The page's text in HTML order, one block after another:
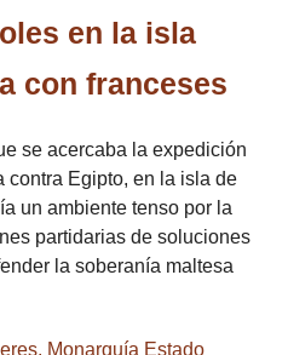
en la isla
con franceses
se acercaba la expedición
contra Egipto, en la isla de
un ambiente tenso por la
partidarias de soluciones
la soberanía maltesa
Monarquía Estado